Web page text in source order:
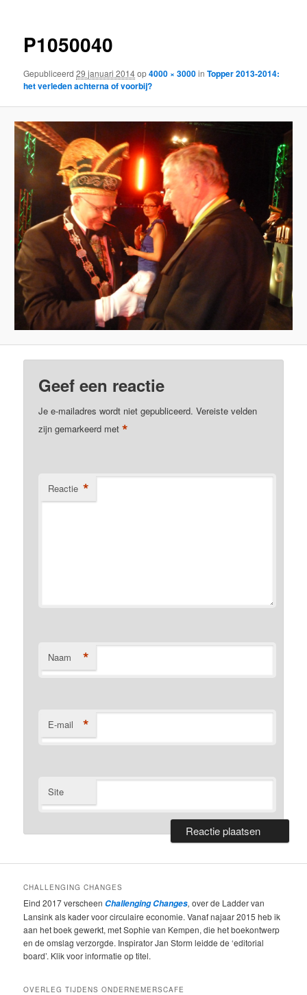
P1050040
Gepubliceerd29 januari 2014op4000 × 3000inTopper 2013-2014:
het verleden achterna of voorbij?
Geef een reactie
Je e-mailadres wordt niet gepubliceerd. Vereiste velden
zijn gemarkeerd met*
Reactie *
Naam *
E-mail *
Site
CHALLENGING CHANGES
Eind 2017 verscheen Challenging Changes, over de Ladder van
Lansink als kader voor circulaire economie. Vanaf najaar 2015 heb ik
aan het boek gewerkt, met Sophie van Kempen, die het boekontwerp
en de omslag verzorgde. Inspirator Jan Storm leidde de ‘editorial
board’. Klik voor informatie op titel.
OVERLEG TIJDENS ONDERNEMERSCAFE